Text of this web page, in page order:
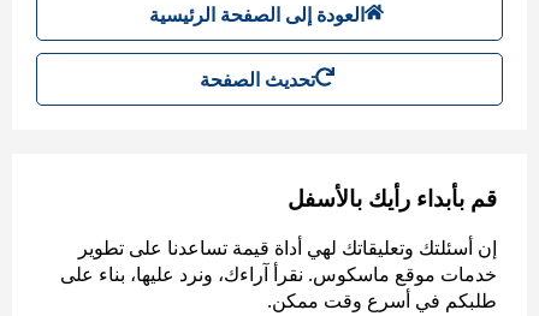
العودة إلى الصفحة الرئيسية
تحديث الصفحة
قم بأبداء رأيك بالأسفل
إن أسئلتك وتعليقاتك لهي أداة قيمة تساعدنا على تطوير
خدمات موقع ماسكوس. نقرأ آراءك، ونرد عليها، بناء على
طلبكم في أسرع وقت ممكن.